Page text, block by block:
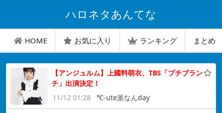
ハロネタあんてな
HOME お気に入り ランキング まとめ
【アンジュルム】上國料萌衣、TBS「プチブラン
チ」出演決定！
11/12 01:28
℃-ute派なんday